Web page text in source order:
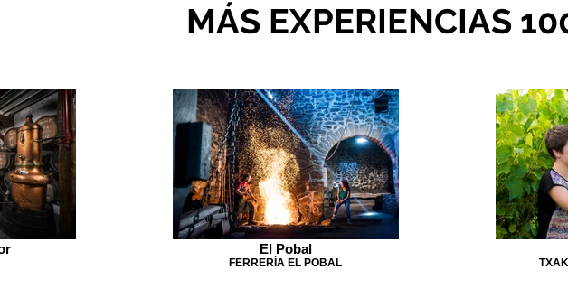
MÁS EXPERIENCIAS
El Pobal
FERRERÍA EL POBAL